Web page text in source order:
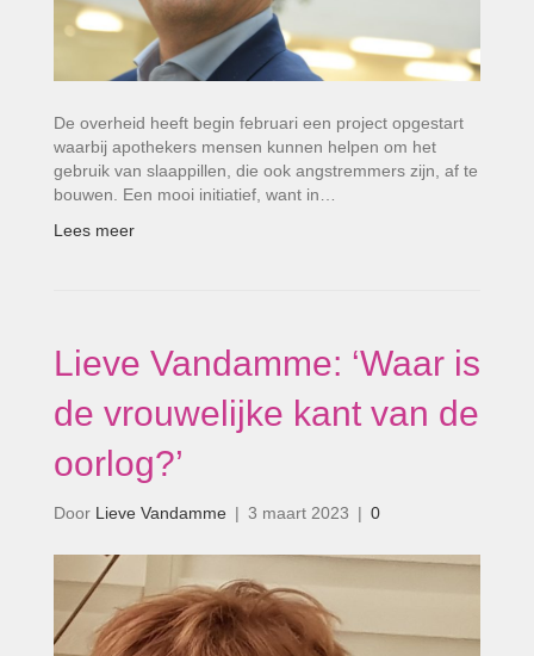
De overheid heeft begin februari een project opgestart
waarbij apothekers mensen kunnen helpen om het
gebruik van slaappillen, die ook angstremmers zijn, af te
bouwen. Een mooi initiatief, want in…
Lees meer
Lieve Vandamme: ‘Waar is
de vrouwelijke kant van de
oorlog?’
Door Lieve Vandamme | 3 maart 2023 | 0